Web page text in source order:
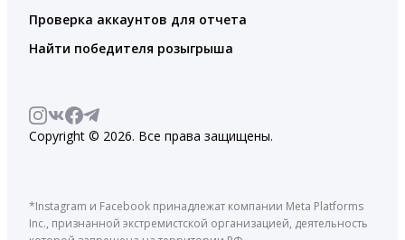
Проверка аккаунтов для отчета
Найти победителя розыгрыша
Copyright © 2026. Все права защищены.
*Instagram и Facebook принадлежат компании Meta Platforms
Inc., признанной экстремистской организацией, деятельность